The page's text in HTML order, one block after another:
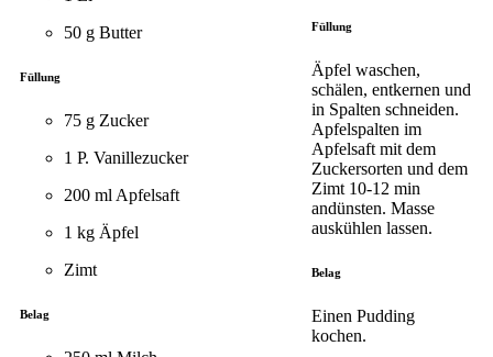
50 g Butter
Füllung
75 g Zucker
1 P. Vanillezucker
200 ml Apfelsaft
1 kg Äpfel
Zimt
Belag
Füllung
Äpfel waschen,
schälen, entkernen und
in Spalten schneiden.
Apfelspalten im
Apfelsaft mit dem
Zuckersorten und dem
Zimt 10-12 min
andünsten. Masse
auskühlen lassen.
Belag
Einen Pudding
kochen.